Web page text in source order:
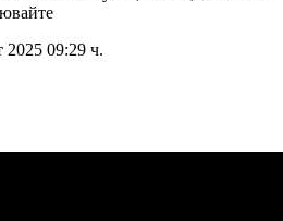
2025 09:29 ч.